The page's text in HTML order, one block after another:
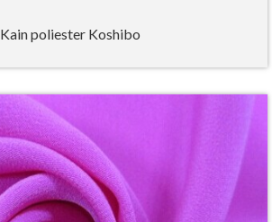
Kain poliester Koshibo